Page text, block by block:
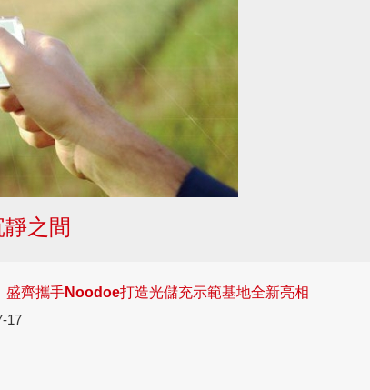
之間
盛齊攜手Noodoe打造光儲充示範基地全新亮相
17